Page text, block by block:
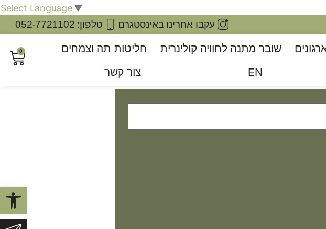
Select Language▼
עקבו אחרינו באינסטגרם
טלפון: 052-7721102
שובר מתנה לחוויה קולינרית
חליטות תה וצמחים
EN צור קשר
0
פתח